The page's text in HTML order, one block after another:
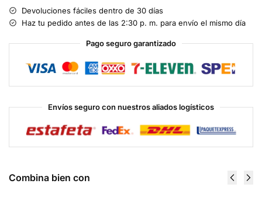
Devoluciones fáciles dentro de 30 días
Haz tu pedido antes de las 2:30 p. m. para envío el mismo día
Pago seguro garantizado
Envíos seguro con nuestros aliados logísticos
Combina bien con